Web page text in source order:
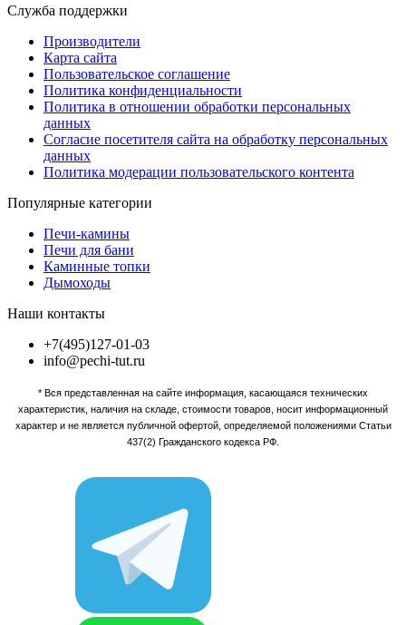
Служба поддержки
Производители
Карта сайта
Пользовательское соглашение
Политика конфиденциальности
Политика в отношении обработки персональных
данных
Согласие посетителя сайта на обработку персональных
данных
Политика модерации пользовательского контента
Популярные категории
Печи-камины
Печи для бани
Каминные топки
Дымоходы
Наши контакты
+7(495)127-01-03
info@pechi-tut.ru
* Вся представленная на сайте информация, касающаяся технических
характеристик, наличия на складе, стоимости товаров, носит информационный
характер и не является публичной офертой, определяемой положениями Статьи
437(2) Гражданского кодекса РФ.